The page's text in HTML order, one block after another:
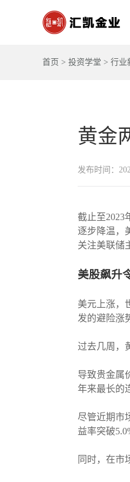
首页 > 投资学堂 > 行业
黄金
发布时间：
截止至2023
逐步降温，
关注美联储
美股飙升
美元上涨，
发的避险涨
过去几周，
导致贵金属
年来最长的
尽管近期市
益率突破
同时，在市